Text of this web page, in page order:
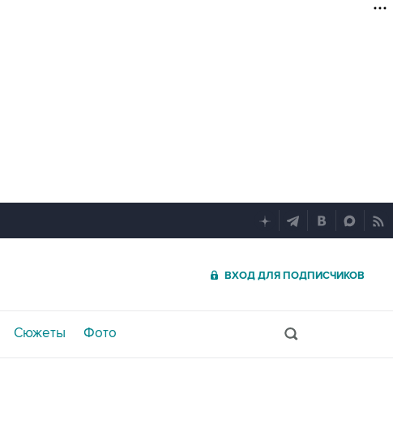
ВХОД ДЛЯ ПОДПИСЧИКОВ
Сюжеты Фото